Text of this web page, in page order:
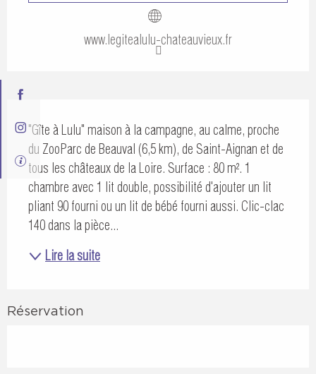
www.legitealulu-chateauvieux.fr
"Gîte à Lulu" maison à la campagne, au calme, proche
du ZooParc de Beauval (6,5 km), de Saint-Aignan et de
tous les châteaux de la Loire. Surface : 80 m². 1
chambre avec 1 lit double, possibilité d'ajouter un lit
pliant 90 fourni ou un lit de bébé fourni aussi. Clic-clac
140 dans la pièce...
Lire la suite
Réservation